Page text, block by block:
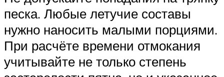
песка. Любые летучие составы
нужно наносить малыми порциями.
При расчёте времени отмокания
учитывайте не только степень